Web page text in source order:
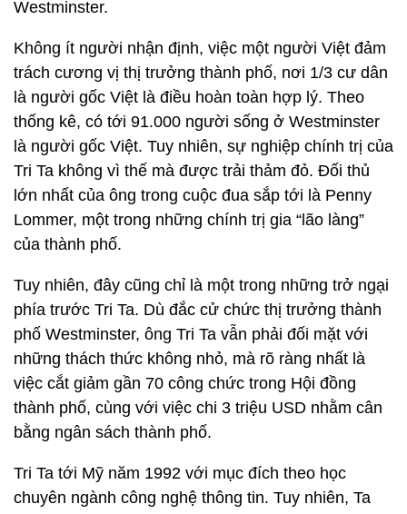
Westminster.
Không ít người nhận định, việc một người Việt đảm
trách cương vị thị trưởng thành phố, nơi 1/3 cư dân
là người gốc Việt là điều hoàn toàn hợp lý. Theo
thống kê, có tới 91.000 người sống ở Westminster
là người gốc Việt. Tuy nhiên, sự nghiệp chính trị của
Tri Ta không vì thế mà được trải thảm đỏ. Đối thủ
lớn nhất của ông trong cuộc đua sắp tới là Penny
Lommer, một trong những chính trị gia “lão làng”
của thành phố.
Tuy nhiên, đây cũng chỉ là một trong những trở ngại
phía trước Tri Ta. Dù đắc cử chức thị trưởng thành
phố Westminster, ông Tri Ta vẫn phải đối mặt với
những thách thức không nhỏ, mà rõ ràng nhất là
việc cắt giảm gần 70 công chức trong Hội đồng
thành phố, cùng với việc chi 3 triệu USD nhằm cân
bằng ngân sách thành phố.
Tri Ta tới Mỹ năm 1992 với mục đích theo học
chuyên ngành công nghệ thông tin. Tuy nhiên, Ta